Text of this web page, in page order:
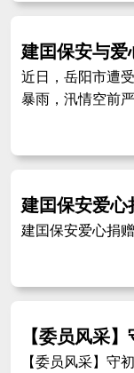
建囯保安与
近日，岳阳市遭
暴雨，汛情空前
建囯保安爱心
建囯保安爱心捐
【委员风采
【委员风采】守